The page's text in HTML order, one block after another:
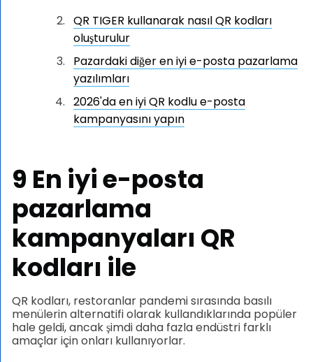
QR TIGER kullanarak nasıl QR kodları
oluşturulur
Pazardaki diğer en iyi e-posta pazarlama
yazılımları
2026'da en iyi QR kodlu e-posta
kampanyasını yapın
9 En iyi e-posta
pazarlama
kampanyaları QR
kodları ile
QR kodları, restoranlar pandemi sırasında basılı
menülerin alternatifi olarak kullandıklarında popüler
hale geldi, ancak şimdi daha fazla endüstri farklı
amaçlar için onları kullanıyorlar.